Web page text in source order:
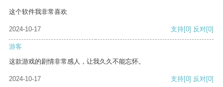
这个软件我非常喜欢
2024-10-17 支持[0] 反对[0]
游客
这款游戏的剧情非常感人，让我久久不能忘怀。
2024-10-17 支持[0] 反对[0]